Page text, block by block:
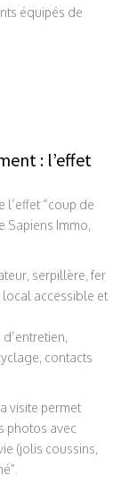
équipés de
: l’effet
“coup de
Sapiens Immo,
serpillère, fer
local accessible et
contacts
visite permet
photos avec
(jolis coussins,